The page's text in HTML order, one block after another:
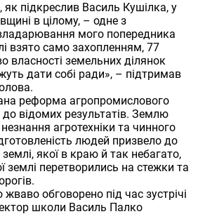
підкреслив Василь Кушілка, у
в цілому, – одне з
мого попередника
взято само захопленням, 77
власності земельних ділянок
дати собі ради», – підтримав
реформа агропромислового
відомих результатів. Землю
агротехніки та чинного
людей призвело до
якої в краю й так небагато,
землі перетворились на стежки та
обговорено під час зустрічі
школи Василь Палко